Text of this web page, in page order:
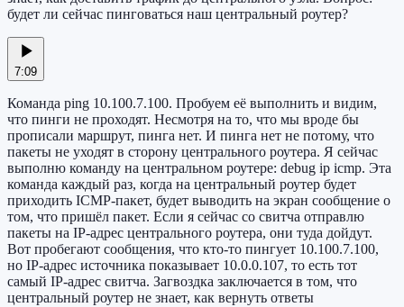
будет ли сейчас пинговаться наш центральный роутер?
7:09
Команда ping 10.100.7.100. Пробуем её выполнить и видим,
что пинги не проходят. Несмотря на то, что мы вроде бы
прописали маршрут, пинга нет. И пинга нет не потому, что
пакеты не уходят в сторону центрального роутера. Я сейчас
выполню команду на центральном роутере: debug ip icmp. Эта
команда каждый раз, когда на центральный роутер будет
приходить ICMP-пакет, будет выводить на экран сообщение о
том, что пришёл пакет. Если я сейчас со свитча отправлю
пакеты на IP-адрес центрального роутера, они туда дойдут.
Вот пробегают сообщения, что кто-то пингует 10.100.7.100,
но IP-адрес источника показывает 10.0.0.107, то есть тот
самый IP-адрес свитча. Загвоздка заключается в том, что
центральный роутер не знает, как вернуть ответы